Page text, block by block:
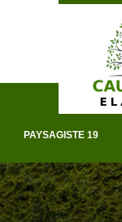
PAYSAGISTE 19